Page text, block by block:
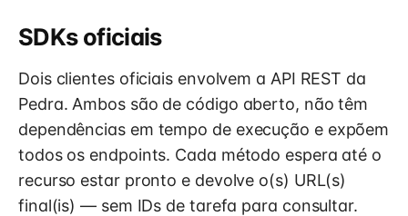
SDKs oficiais
Dois clientes oficiais envolvem a API REST da
Pedra. Ambos são de código aberto, não têm
dependências em tempo de execução e expõem
todos os endpoints. Cada método espera até o
recurso estar pronto e devolve o(s) URL(s)
final(is) — sem IDs de tarefa para consultar.